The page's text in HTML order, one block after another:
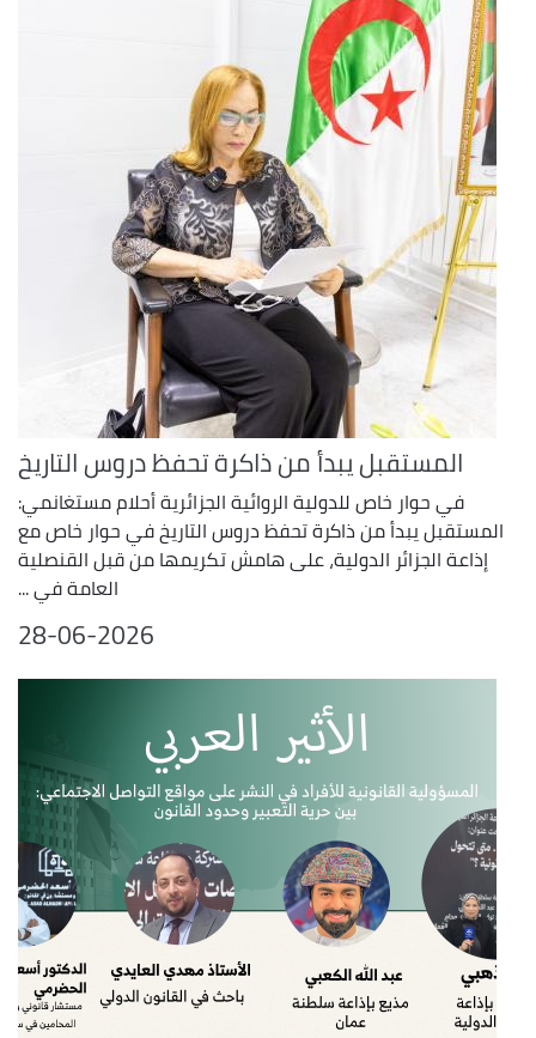
المستقبل يبدأ من ذاكرة تحفظ دروس التاريخ
في حوار خاص للدولية الروائية الجزائرية أحلام مستغانمي:
المستقبل يبدأ من ذاكرة تحفظ دروس التاريخ في حوار خاص مع
إذاعة الجزائر الدولية، على هامش تكريمها من قبل القنصلية
العامة في ...
28-06-2026